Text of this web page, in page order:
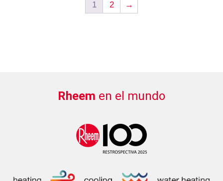
1 2 →
Rheem en el mundo